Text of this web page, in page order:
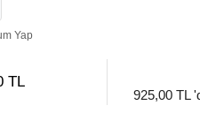
Yap
TL
925,00 TL